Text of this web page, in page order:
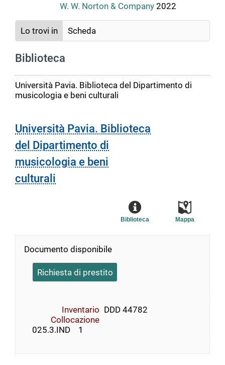
W. W. Norton & Company 2022
Lo trovi in Scheda
Biblioteca
Università Pavia. Biblioteca del Dipartimento di
musicologia e beni culturali
Università Pavia. Biblioteca
del Dipartimento di
musicologia e beni
culturali
Mappa
Biblioteca
Documento disponibile
Richiesta di prestito
Inventario DDD 44782
Collocazione
    025.3.IND    1